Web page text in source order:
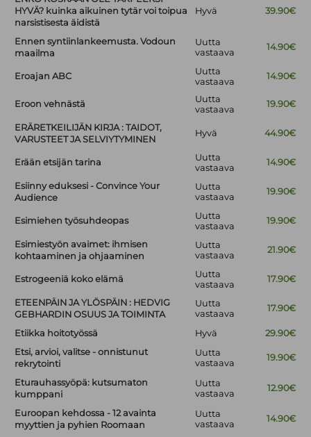
HYVÄ? kuinka aikuinen tytär voi toipua
narsistisesta äidistä
Hyvä 39.90€
Ennen syntiinlankeemusta. Vodoun
maailma
Uutta
vastaava
14.90€
Eroajan ABC
Uutta
vastaava
14.90€
Eroon vehnästä
Uutta
vastaava
19.90€
ERÄRETKEILIJÄN KIRJA : TAIDOT,
VARUSTEET JA SELVIYTYMINEN
Hyvä 44.90€
Erään etsijän tarina
Uutta
vastaava
14.90€
Esiinny eduksesi - Convince Your
Audience
Uutta
vastaava
19.90€
Esimiehen työsuhdeopas
Uutta
vastaava
19.90€
Esimiestyön avaimet: ihmisen
kohtaaminen ja ohjaaminen
Uutta
vastaava
21.90€
Estrogeeniä koko elämä
Uutta
vastaava
17.90€
ETEENPÄIN JA YLÖSPÄIN : HEDVIG
GEBHARDIN OSUUS JA TOIMINTA
Uutta
vastaava
17.90€
Etiikka hoitotyössä Hyvä
29.90€
Etsi, arvioi, valitse - onnistunut
rekrytointi
Uutta
vastaava
19.90€
Eturauhassyöpä: kutsumaton
kumppani
Uutta
vastaava
12.90€
Euroopan kehdossa - 12 avainta
myyttien ja pyhien Roomaan
Uutta
vastaava
14.90€